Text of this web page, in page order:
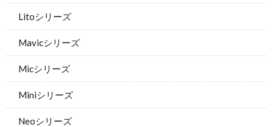
Litoシリーズ
Mavicシリーズ
Micシリーズ
Miniシリーズ
Neoシリーズ